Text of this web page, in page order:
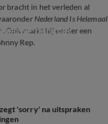
bracht in het verleden al
Nederland Is Helemaal
Ook maakt hij eerder een
Rep.
nummer
'sorry' na uitspraken